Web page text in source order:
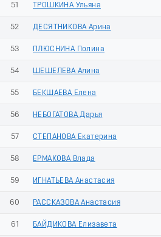
51 ТРОШКИНА Ульяна
52 ДЕСЯТНИКОВА Арина
53 ПЛЮСНИНА Полина
54 ШЕШЕЛЕВА Алина
55 БЕКШАЕВА Елена
56 НЕБОГАТОВА Дарья
57 СТЕПАНОВА Екатерина
58 ЕРМАКОВА Влада
59 ИГНАТЬЕВА Анастасия
60 РАССКАЗОВА Анастасия
61 БАЙДИКОВА Елизавета